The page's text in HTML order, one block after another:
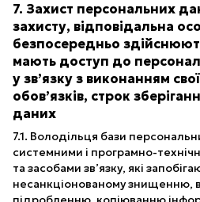
7. Захист персональних
захисту, відповідальна
безпосередньо
мають доступ до
у зв’язку з виконанням
обов’язків, строк
даних
7.1. Володільця бази
системними і програмно-
та засобами зв’язку, які
несанкціонованому знищенню,